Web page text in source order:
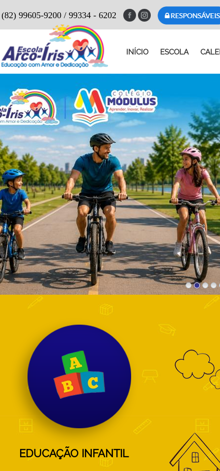
(82) 99605-9200 / 99334 - 6202
INÍCIO ESCOLA
EDUCAÇÃO INFANTIL